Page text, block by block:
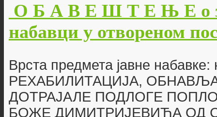
О Б А В Е Ш Т Е Њ Е о
набавци у отвореном
Врста предмета јавне
РЕХАБИЛИТАЦИЈА,
ДОТРАЈАЛЕ ПОДЛОГЕ
БОЖЕ ДИМИТРИЈЕВИЋА ОД